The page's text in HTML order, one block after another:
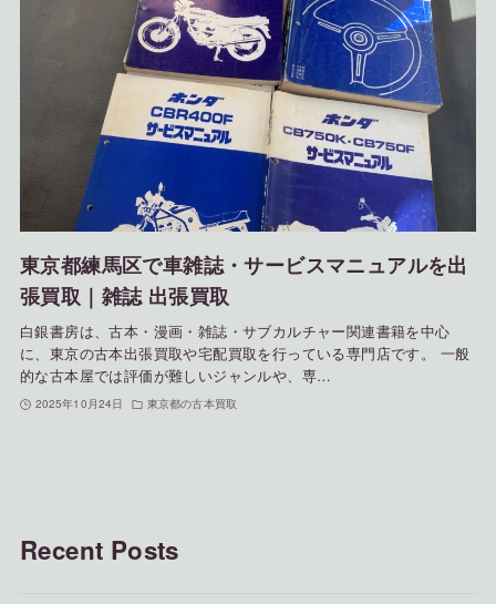
東京都練馬区で車雑誌・サービスマニュアルを出
張買取｜雑誌 出張買取
白銀書房は、古本・漫画・雑誌・サブカルチャー関連書籍を中心
に、東京の古本出張買取や宅配買取を行っている専門店です。 一般
的な古本屋では評価が難しいジャンルや、専…
2025年10月24日 東京都の古本買取
Recent Posts